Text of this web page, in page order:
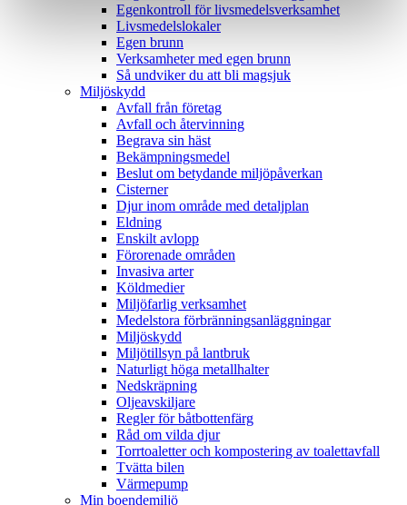
Egenkontroll för livsmedelsverksamhet
Livsmedelslokaler
Egen brunn
Verksamheter med egen brunn
Så undviker du att bli magsjuk
Miljöskydd
Avfall från företag
Avfall och återvinning
Begrava sin häst
Bekämpningsmedel
Beslut om betydande miljöpåverkan
Cisterner
Djur inom område med detaljplan
Eldning
Enskilt avlopp
Förorenade områden
Invasiva arter
Köldmedier
Miljöfarlig verksamhet
Medelstora förbränningsanläggningar
Miljöskydd
Miljötillsyn på lantbruk
Naturligt höga metallhalter
Nedskräpning
Oljeavskiljare
Regler för båtbottenfärg
Råd om vilda djur
Torrtoaletter och kompostering av toalettavfall
Tvätta bilen
Värmepump
Min boendemiljö